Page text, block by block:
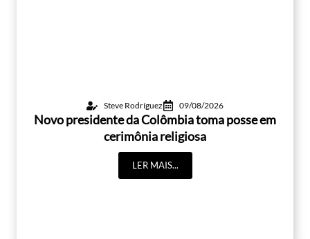
Steve Rodríguez 09/08/2026
Novo presidente da Colômbia toma posse em
cerimônia religiosa
LER MAIS...